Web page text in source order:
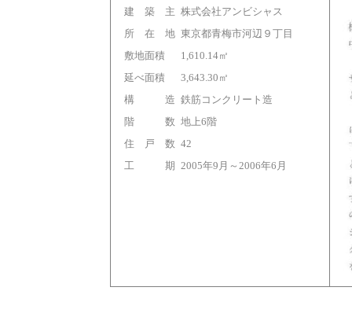
建 築 主 株式会社アンビシャス
所 在 地 東京都青梅市河辺９丁目
敷地面積
1,610.14㎡
延べ面積
3,643.30㎡
構 造 鉄筋コンクリート造
階 数 地上6階
住 戸 数 42
工 期 2005年9月～2006年6月